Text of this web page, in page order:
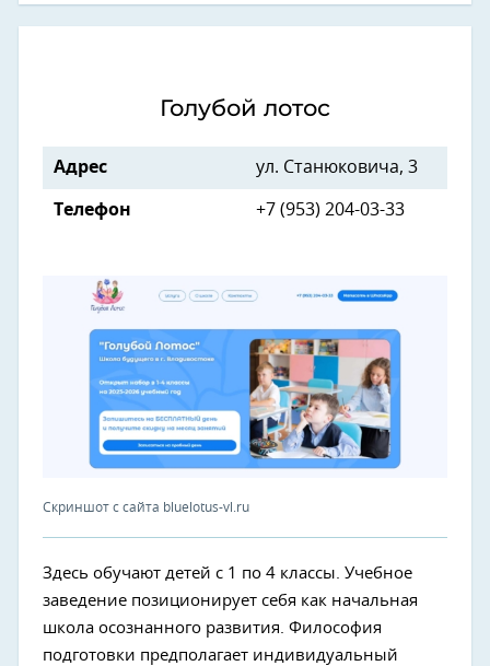
Голубой лотос
Адрес ул. Станюковича, 3
Телефон +7 (953) 204-03-33
Скриншот с сайта bluelotus-vl.ru
Здесь обучают детей с 1 по 4 классы. Учебное
заведение позиционирует себя как начальная
школа осознанного развития. Философия
подготовки предполагает индивидуальный